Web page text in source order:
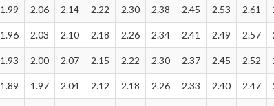
1.99 2.06 2.14 2.22 2.30 2.38 2.45 2.53 2.61
1.96 2.03 2.10 2.18 2.26 2.34 2.41 2.49 2.57
1.93 2.00 2.07 2.15 2.22 2.30 2.37 2.45 2.52
1.89 1.97 2.04 2.12 2.18 2.26 2.33 2.40 2.47